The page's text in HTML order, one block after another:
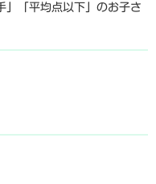
」「平均点以下」のお子さ